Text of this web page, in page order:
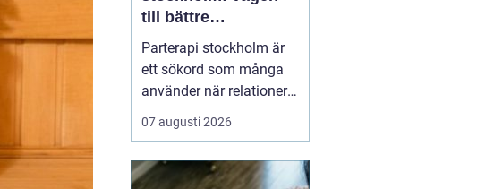
till bättre
kommunikation och
tryggare relation
Parterapi stockholm är
ett sökord som många
använder när relationer
börjar kännas sköra,
konflikterna ökar eller
försvunnit. Par i
07 augusti 2026